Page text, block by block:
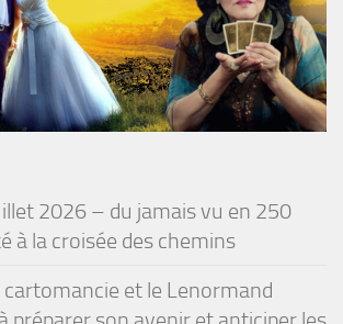
2026 – du jamais vu en 250
à la croisée des chemins
et le Lenormand